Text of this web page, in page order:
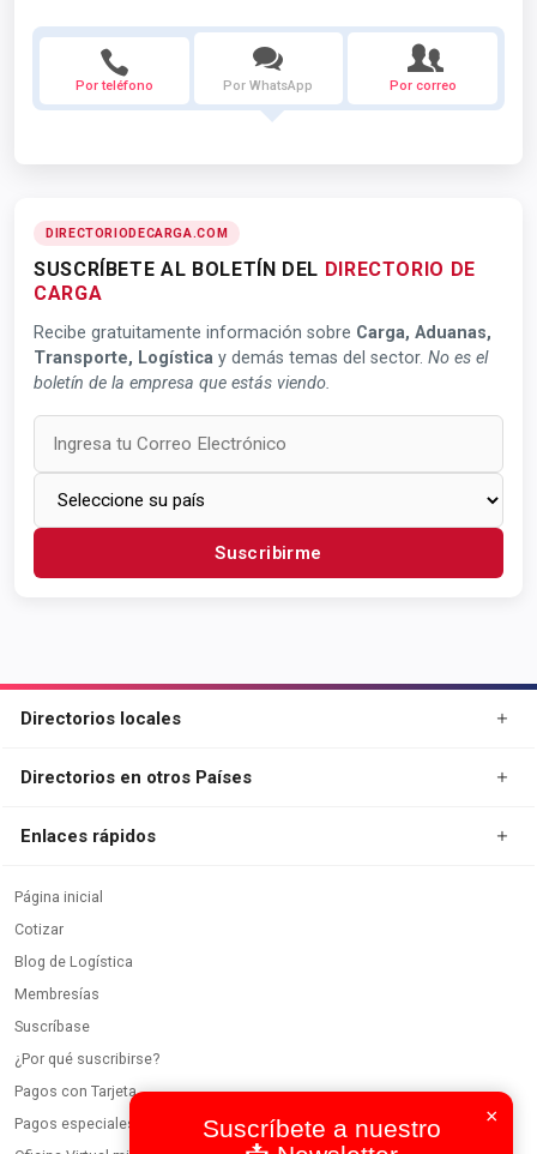
Por teléfono Por WhatsApp Por correo
DIRECTORIODECARGA.COM
SUSCRÍBETE AL BOLETÍN DEL DIRECTORIO DE
CARGA
Recibe gratuitamente información sobre Carga, Aduanas,
Transporte, Logística y demás temas del sector. No es el
boletín de la empresa que estás viendo.
Suscribirme
×
Suscríbete a nuestro
Directorios locales
Directorios en otros Países
Enlaces rápidos
Página inicial
Cotizar
Blog de Logística
Membresías
Suscríbase
¿Por qué suscribirse?
Pagos con Tarjeta
Pagos especiales